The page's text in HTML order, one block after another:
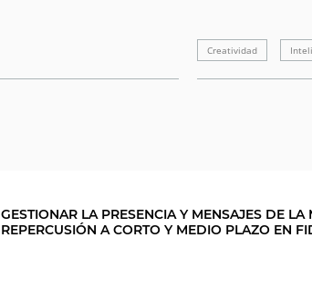
Creatividad
GESTIONAR LA PRESENCIA Y MENSAJES DE
REPERCUSIÓN A CORTO Y MEDIO PLAZO EN